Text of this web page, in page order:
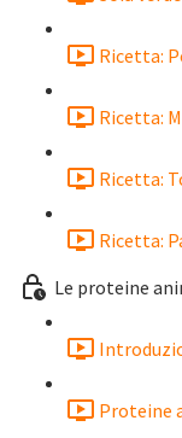
Ricetta:
Ricetta:
Ricetta:
Ricetta:
Le proteine
Proteine